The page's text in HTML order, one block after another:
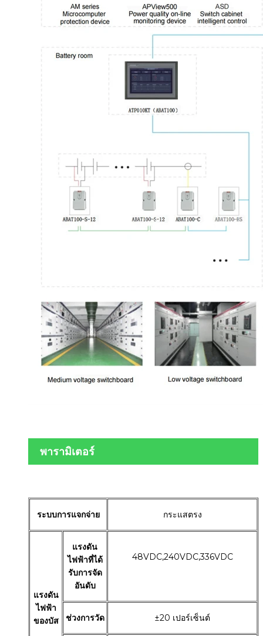
พารามิเตอร์
ระบบการแจกจ่าย กระแสตรง
แรงดัน
ไฟฟ้า
ของบัส
แรงดัน
ไฟฟ้าที่ได้
รับการจัด
อันดับ
48VDC,240VDC,336VDC
ช่วงการวัด ±20 เปอร์เซ็นต์